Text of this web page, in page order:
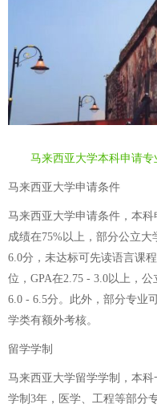
马来西亚大学本科申请专
马来西亚大学申请条件
马来西亚大学申请条件，本
成绩在75%以上，部分公立
6.0分，未达标可先读语言课
位，GPA在2.75 - 3.0以上，
6.0 - 6.5分。此外，部分专业
学类有额外考核。
留学学制
马来西亚大学留学学制，本
学制3年，医学、工程等部分